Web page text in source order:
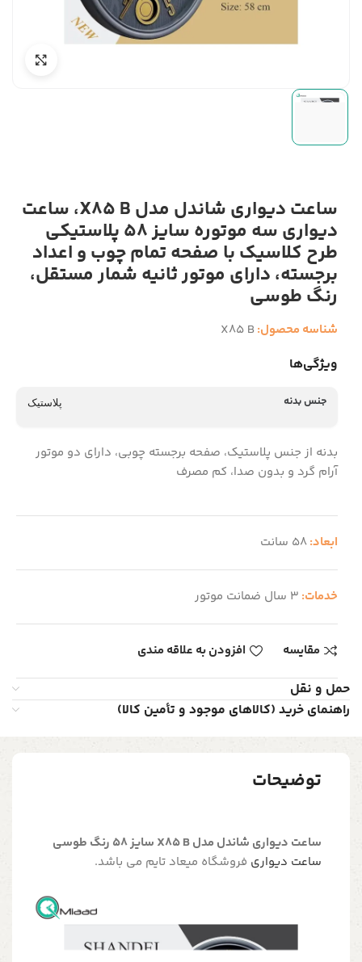
ساعت دیواری شاندل مدل X85 B، ساعت
دیواری سه موتوره سایز 58 پلاستیکی
طرح کلاسیک با صفحه تمام چوب و اعداد
برجسته، دارای موتور ثانیه شمار مستقل،
رنگ طوسی
شناسه محصول:X85 B
ویژگی‌ها
جنس بدنه پلاستیک
بدنه از جنس پلاستیک، صفحه برجسته چوبی، دارای دو موتور
آرام گرد و بدون صدا، کم مصرف
ابعاد:58 سانت
خدمات: 3 سال ضمانت موتور
مقایسه افزودن به علاقه مندی
حمل و نقل
راهنمای خرید (کالاهای موجود و تأمین کالا)
توضیحات
ساعت دیواری شاندل مدل X85 B سایز 58 رنگ طوسی
ساعت دیواری فروشگاه میعاد تایم می باشد.